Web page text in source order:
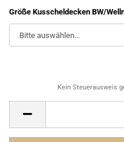
Größe Kusscheldecken BW/
Kein Steuerausweis